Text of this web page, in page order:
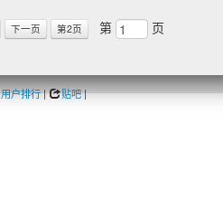
下一页 第2页 第 页
用户排行| 贴吧|